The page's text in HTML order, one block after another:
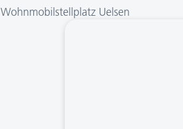
Wohnmobilstellplatz Uelsen